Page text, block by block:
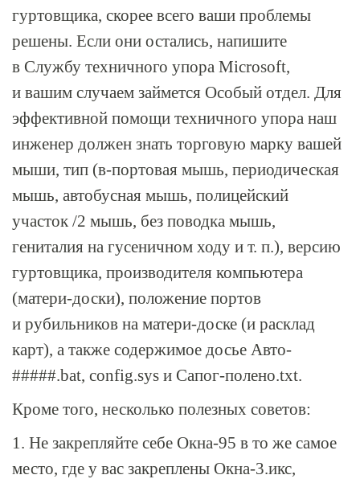
гуртовщика, скорее всего ваши проблемы
решены. Если они остались, напишите
в Службу техничного упора Microsoft,
и вашим случаем займется Особый отдел. Для
эффективной помощи техничного упора наш
инженер должен знать торговую марку вашей
мыши, тип (в-портовая мышь, периодическая
мышь, автобусная мышь, полицейский
участок /2 мышь, без поводка мышь,
гениталия на гусеничном ходу и т. п.), версию
гуртовщика, производителя компьютера
(матери-доски), положение портов
и рубильников на матери-доске (и расклад
карт), а также содержимое досье Авто-
#####.bаt, соnfig.sуs и Сапог-полено.tхt.
Кроме того, несколько полезных советов:
1. Не закрепляйте себе Окна-95 в то же самое
место, где у вас закреплены Окна-3.икс,